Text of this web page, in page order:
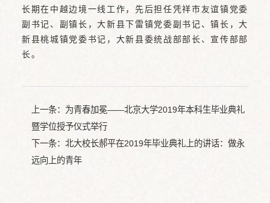
长期在中越边境一线工作，先后担任凭祥市友谊镇党委
副书记、副镇长，大新县下雷镇党委副书记、镇长，大
新县桃城镇党委书记，大新县委统战部部长、宣传部部
长。
上一条： 为青春加冕——北京大学2019年本科生毕业典礼
暨学位授予仪式举行
下一条： 北大校长郝平在2019年毕业典礼上的讲话：做永
远向上的青年